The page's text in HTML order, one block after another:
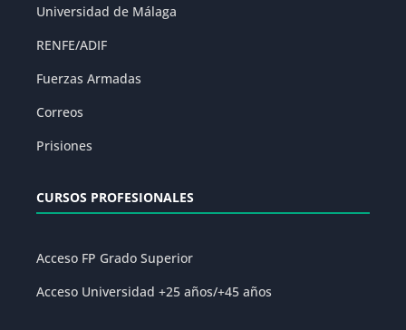
Universidad de Málaga
RENFE/ADIF
Fuerzas Armadas
Correos
Prisiones
CURSOS PROFESIONALES
Acceso FP Grado Superior
Acceso Universidad +25 años/+45 años